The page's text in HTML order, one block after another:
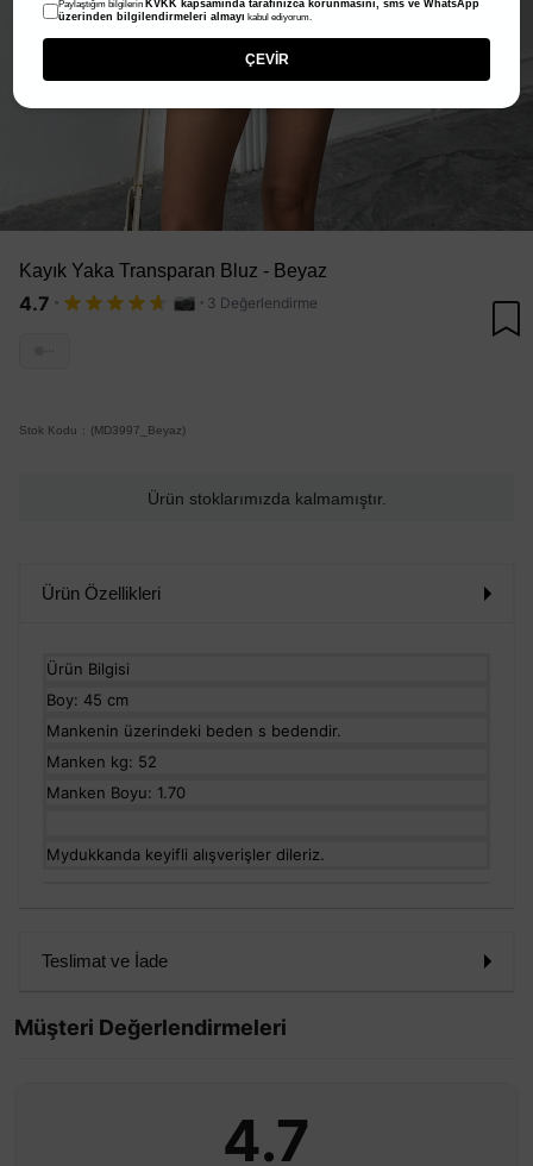
Kayık Yaka Transparan Bluz - Beyaz
4.7 · · 3 Değerlendirme
Stok Kodu (MD3997_Beyaz)
Ürün stoklarımızda kalmamıştır.
Ürün Özellikleri
Ürün Bilgisi
Boy: 45 cm
Mankenin üzerindeki beden s bedendir.
Manken kg: 52
Manken Boyu: 1.70
Mydukkanda keyifli alışverişler dileriz.
Teslimat ve İade
Müşteri Değerlendirmeleri
4.7
Paylaştığım bilgilerin KVKK kapsamında tarafınızca korunmasını, sms ve WhatsApp
üzerinden bilgilendirmeleri almayı kabul ediyorum.
ÇEVİR